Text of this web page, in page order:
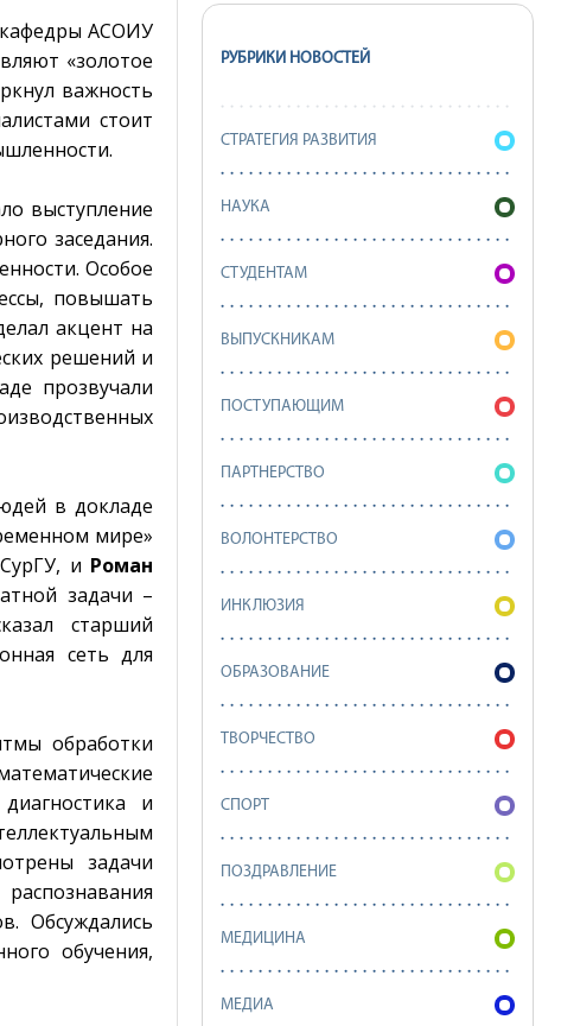
кафедры АСОИУ
«золотое
важность
стоит
выступление
заседания.
Особое
повышать
акцент на
решений и
прозвучали
в докладе
мире»
и Роман
задачи –
старший
сеть для
обработки
и
задачи
Обсуждались
обучения,
РУБРИКИ НОВОСТЕЙ
СТРАТЕГИЯ РАЗВИТИЯ
НАУКА
СТУДЕНТАМ
ВЫПУСКНИКАМ
ПОСТУПАЮЩИМ
ПАРТНЕРСТВО
ВОЛОНТЕРСТВО
ИНКЛЮЗИЯ
ОБРАЗОВАНИЕ
ТВОРЧЕСТВО
СПОРТ
ПОЗДРАВЛЕНИЕ
МЕДИЦИНА
МЕДИА